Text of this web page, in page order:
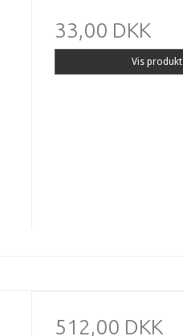
33,00 DKK
Vis produkt
512,00 DKK